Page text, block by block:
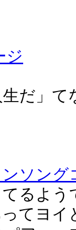
ジ
生だ」
ソング
るよう
てヨ